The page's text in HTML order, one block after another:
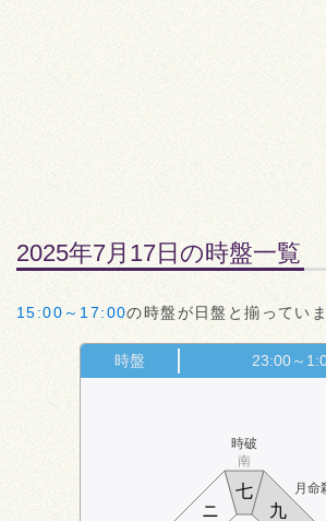
2025年7月17日の時盤一覧
15:00～17:00の時盤が日盤と揃っていま
時盤 23:00～
時破
月命
南
九
ニ
七